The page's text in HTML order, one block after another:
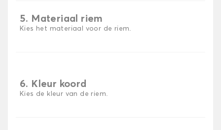
5. Materiaal riem
Kies het materiaal voor de riem.
6. Kleur koord
Kies de kleur van de riem.